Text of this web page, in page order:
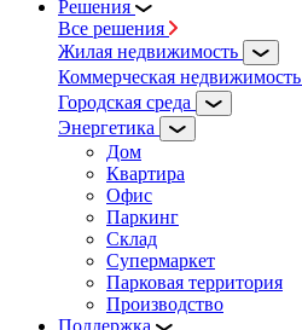
Решения
Все решения
Жилая недвижимость
Коммерческая недвижимость
Городская среда
Энергетика
Дом
Квартира
Офис
Паркинг
Склад
Супермаркет
Парковая территория
Производство
Поддержка